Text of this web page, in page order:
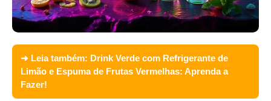
➜ Leia também: Drink Verde com Refrigerante de
Limão e Espuma de Frutas Vermelhas: Aprenda a
Fazer!